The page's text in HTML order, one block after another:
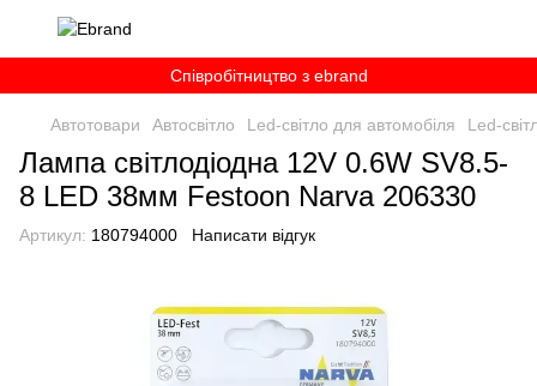
Співробітництво з ebrand
Автотовари Автосвітло Led-світло для автомобіля Led-
Лампа світлодіодна 12V 0.6W SV8.5-
8 LED 38мм Festoon Narva 206330
Артикул: 180794000 Написати відгук